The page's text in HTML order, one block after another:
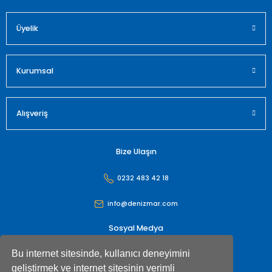
Bu internet sitesinde, kullanıcı deneyimini
geliştirmek ve internet sitesinin verimli
Üyelik
Kurumsal
Alışveriş
Bize Ulaşın
0232 483 42 18
info@denizmar.com
Sosyal Medya